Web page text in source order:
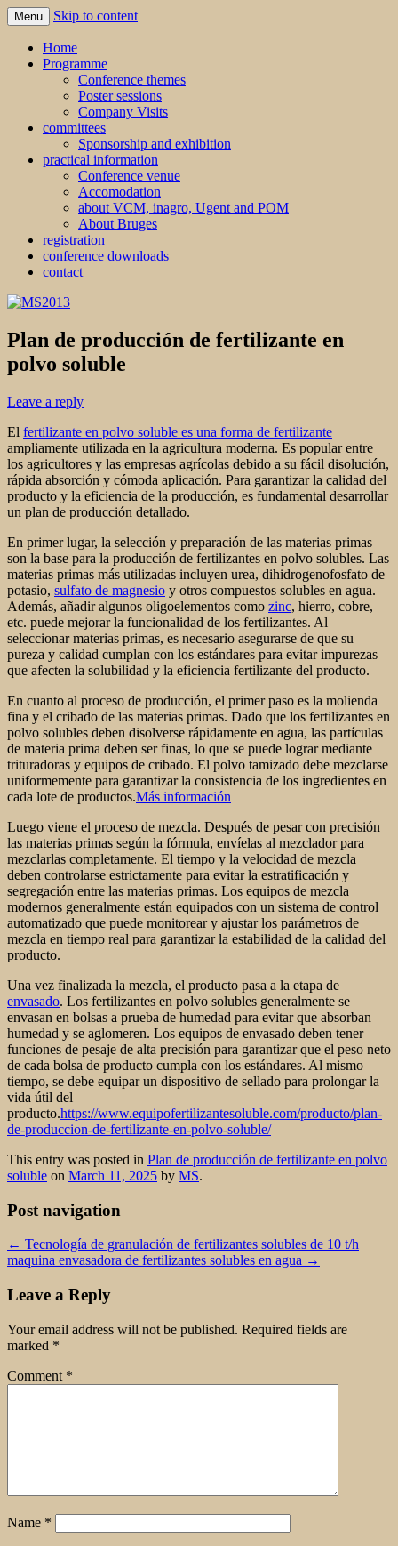
MS2013
Menu Skip to content
Home
Programme
Conference themes
Poster sessions
Company Visits
committees
Sponsorship and exhibition
practical information
Conference venue
Accomodation
about VCM, inagro, Ugent and POM
About Bruges
registration
conference downloads
contact
Plan de producción de fertilizante en
polvo soluble
Leave a reply
El fertilizante en polvo soluble es una forma de fertilizante
ampliamente utilizada en la agricultura moderna. Es popular entre
los agricultores y las empresas agrícolas debido a su fácil disolución,
rápida absorción y cómoda aplicación. Para garantizar la calidad del
producto y la eficiencia de la producción, es fundamental desarrollar
un plan de producción detallado.
En primer lugar, la selección y preparación de las materias primas
son la base para la producción de fertilizantes en polvo solubles. Las
materias primas más utilizadas incluyen urea, dihidrogenofosfato de
potasio, sulfato de magnesio y otros compuestos solubles en agua.
Además, añadir algunos oligoelementos como zinc, hierro, cobre,
etc. puede mejorar la funcionalidad de los fertilizantes. Al
seleccionar materias primas, es necesario asegurarse de que su
pureza y calidad cumplan con los estándares para evitar impurezas
que afecten la solubilidad y la eficiencia fertilizante del producto.
En cuanto al proceso de producción, el primer paso es la molienda
fina y el cribado de las materias primas. Dado que los fertilizantes en
polvo solubles deben disolverse rápidamente en agua, las partículas
de materia prima deben ser finas, lo que se puede lograr mediante
trituradoras y equipos de cribado. El polvo tamizado debe mezclarse
uniformemente para garantizar la consistencia de los ingredientes en
cada lote de productos.Más información
Luego viene el proceso de mezcla. Después de pesar con precisión
las materias primas según la fórmula, envíelas al mezclador para
mezclarlas completamente. El tiempo y la velocidad de mezcla
deben controlarse estrictamente para evitar la estratificación y
segregación entre las materias primas. Los equipos de mezcla
modernos generalmente están equipados con un sistema de control
automatizado que puede monitorear y ajustar los parámetros de
mezcla en tiempo real para garantizar la estabilidad de la calidad del
producto.
Una vez finalizada la mezcla, el producto pasa a la etapa de
envasado. Los fertilizantes en polvo solubles generalmente se
envasan en bolsas a prueba de humedad para evitar que absorban
humedad y se aglomeren. Los equipos de envasado deben tener
funciones de pesaje de alta precisión para garantizar que el peso neto
de cada bolsa de producto cumpla con los estándares. Al mismo
tiempo, se debe equipar un dispositivo de sellado para prolongar la
vida útil del
producto.https://www.equipofertilizantesoluble.com/producto/plan-
de-produccion-de-fertilizante-en-polvo-soluble/
This entry was posted in Plan de producción de fertilizante en polvo
soluble on March 11, 2025 by MS.
Post navigation
← Tecnología de granulación de fertilizantes solubles de 10 t/h
maquina envasadora de fertilizantes solubles en agua →
Leave a Reply
Your email address will not be published. Required fields are
marked *
Comment *
Name *